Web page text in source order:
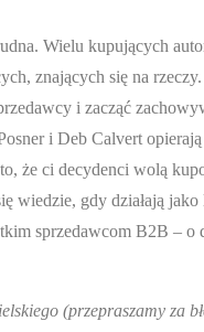
Wielu kupujących
znających się na
i zacząć
i Deb Calvert
że ci decydenci wolą
wiedzie, gdy działają
sprzedawcom B2B –
(przepraszamy za